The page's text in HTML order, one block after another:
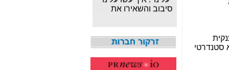
סטנדרטי
סיבוב והשאירו את
אגרת הטלוויזיה - כאן
מגהרץ יש בחיבור
LTE? מי ספק הסלולר
המהיר בישראל? -כאן